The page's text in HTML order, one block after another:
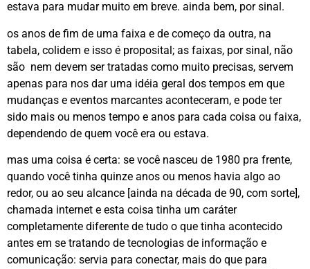
estava para mudar muito em breve. ainda bem, por sinal.
os anos de fim de uma faixa e de começo da outra, na
tabela, colidem e isso é proposital; as faixas, por sinal, não
são nem devem ser tratadas como muito precisas, servem
apenas para nos dar uma idéia geral dos tempos em que
mudanças e eventos marcantes aconteceram, e pode ter
sido mais ou menos tempo e anos para cada coisa ou faixa,
dependendo de quem você era ou estava.
mas uma coisa é certa: se você nasceu de 1980 pra frente,
quando você tinha quinze anos ou menos havia algo ao
redor, ou ao seu alcance [ainda na década de 90, com sorte],
chamada internet e esta coisa tinha um caráter
completamente diferente de tudo o que tinha acontecido
antes em se tratando de tecnologias de informação e
comunicação: servia para conectar, mais do que para